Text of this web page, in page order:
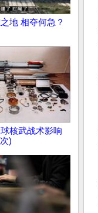
地 相夺何急？
核武战术影响
次)